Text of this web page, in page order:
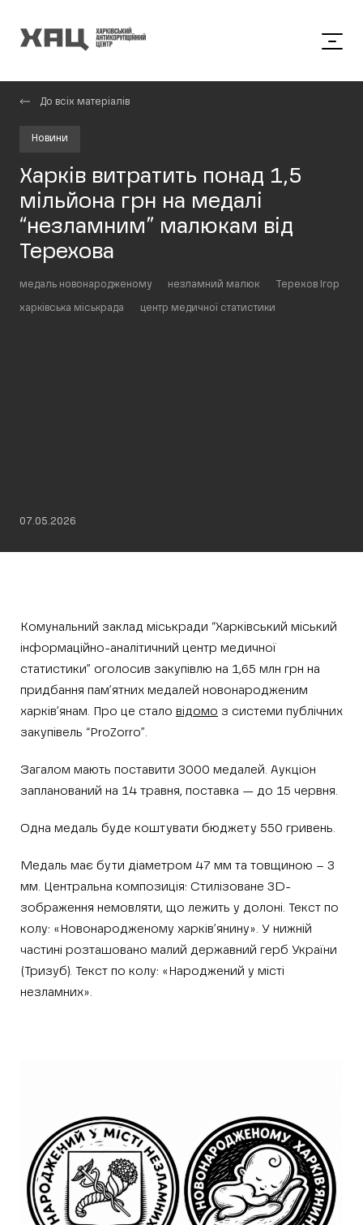
До всіх матеріалів
Новини
Харків витратить понад 1,5
мільйона грн на медалі
“незламним” малюкам від
Терехова
медаль новонародженому незламний малюк Терехов Ігор
харківська міськрада центр медичної статистики
07.05.2026
Комунальний заклад міськради “Харківський міський
інформаційно-аналітичний центр медичної
статистики” оголосив закупівлю на 1,65 млн грн на
придбання пам’ятних медалей новонародженим
харків’янам. Про це стало відомо з системи публічних
закупівель “ProZorro”.
Загалом мають поставити 3000 медалей. Аукціон
запланований на 14 травня, поставка — до 15 червня.
Одна медаль буде коштувати бюджету 550 гривень.
Медаль має бути діаметром 47 мм та товщиною – 3
мм. Центральна композиція: Стилізоване 3D-
зображення немовляти, що лежить у долоні. Текст по
колу: «Новонародженому харків’янину». У нижній
частині розташовано малий державний герб України
(Тризуб). Текст по колу: «Народжений у місті
незламних».